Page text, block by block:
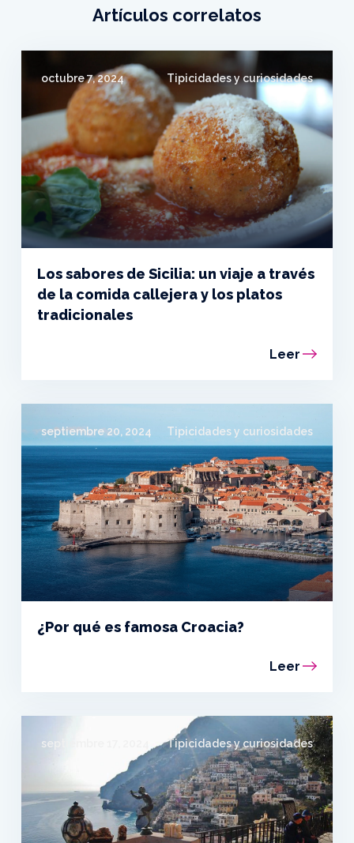
Artículos correlatos
octubre 7, 2024 Tipicidades y curiosidades
Los sabores de Sicilia: un viaje a través
de la comida callejera y los platos
tradicionales
Leer
septiembre 20, 2024 Tipicidades y curiosidades
¿Por qué es famosa Croacia?
Leer
septiembre 17, 2024 Tipicidades y curiosidades